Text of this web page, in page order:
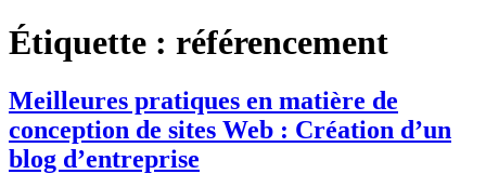
Étiquette : référencement
Meilleures pratiques en matière de
conception de sites Web : Création d’un
blog d’entreprise